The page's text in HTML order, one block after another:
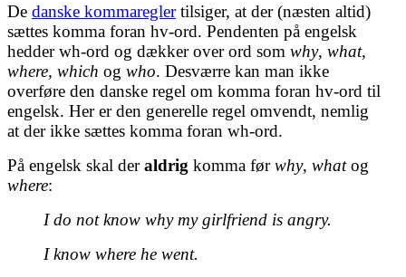
De danske kommareglertilsiger, at der (næsten altid)
sættes komma foran hv-ord. Pendenten på engelsk
hedder wh-ord og dækker over ord som why, what,
where, which og who. Desværre kan man ikke
overføre den danske regel om komma foran hv-ord til
engelsk. Her er den generelle regel omvendt, nemlig
at der ikke sættes komma foran wh-ord.
På engelsk skal deraldrig komma førwhy, whatog
where:
I do not know why my girlfriend is angry.
I know where he went.